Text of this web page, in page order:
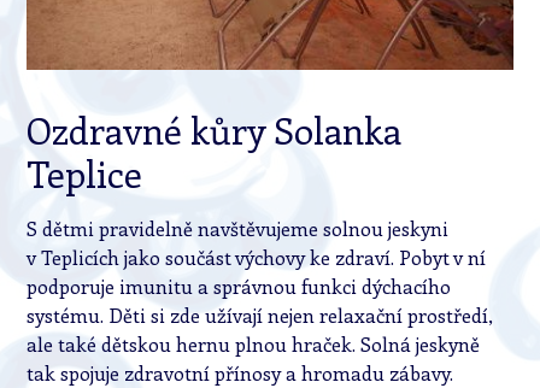
Ozdravné kůry Solanka
Teplice
S dětmi pravidelně navštěvujeme solnou jeskyni
v Teplicích jako součást výchovy ke zdraví. Pobyt v ní
podporuje imunitu a správnou funkci dýchacího
systému. Děti si zde užívají nejen relaxační prostředí,
ale také dětskou hernu plnou hraček. Solná jeskyně
tak spojuje zdravotní přínosy a hromadu zábavy.